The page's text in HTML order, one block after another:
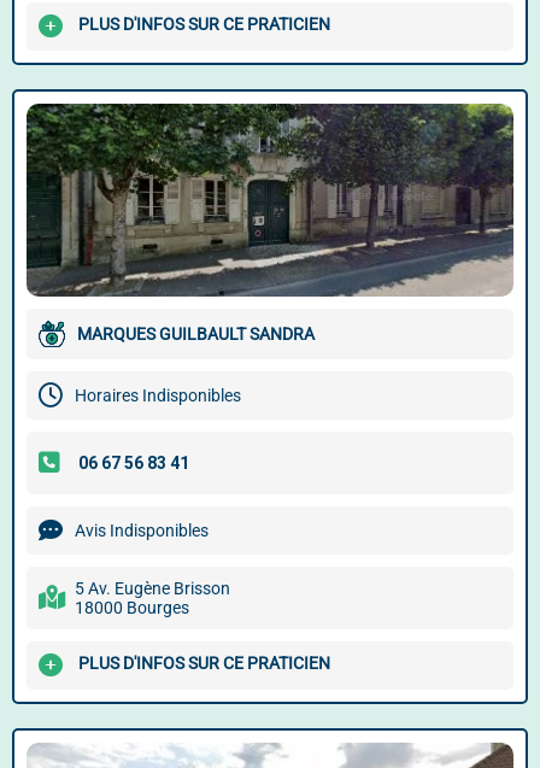
PLUS D'INFOS SUR CE PRATICIEN
MARQUES GUILBAULT SANDRA
Horaires Indisponibles
Avis Indisponibles
5 Av. Eugène Brisson
18000 Bourges
PLUS D'INFOS SUR CE PRATICIEN